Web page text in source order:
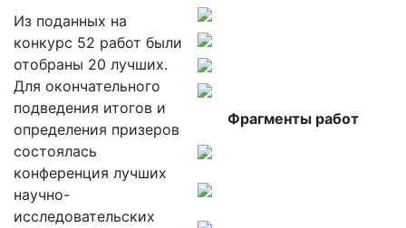
Фрагменты работ
Из поданных на
конкурс 52 работ были
отобраны 20 лучших.
Для окончательного
подведения итогов и
определения призеров
состоялась
конференция лучших
научно-
исследовательских